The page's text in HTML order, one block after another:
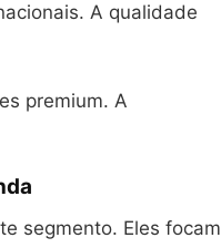
A qualidade
premium. A
segmento. Eles focam